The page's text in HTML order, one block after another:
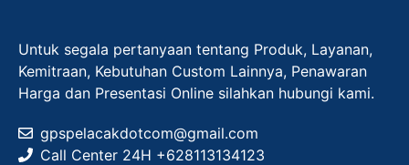
Untuk segala pertanyaan tentang Produk, Layanan,
Kemitraan, Kebutuhan Custom Lainnya, Penawaran
Harga dan Presentasi Online silahkan hubungi kami.
gpspelacakdotcom@gmail.com
Call Center 24H +628113134123